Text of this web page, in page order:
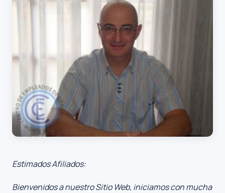
Noticias
Estimados Afiliados:
Bienvenidos a nuestro Sitio Web, iniciamos con mucha